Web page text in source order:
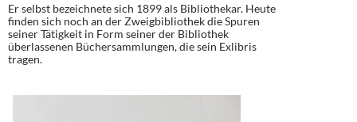
Er selbst bezeichnete sich 1899 als Bibliothekar. Heute
finden sich noch an der Zweigbibliothek die Spuren
seiner Tätigkeit in Form seiner der Bibliothek
überlassenen Büchersammlungen, die sein Exlibris
tragen.